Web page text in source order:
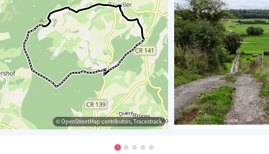
© OpenStreetMap contributors, Tracestrack